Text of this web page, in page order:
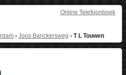
Online Telefoonboek
› Joos Banckersweg › T L Touwen